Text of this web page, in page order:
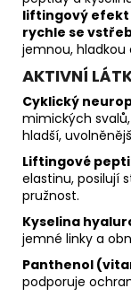
liftingový efekt
rychle se
jemnou, hladkou
AKTIVNÍ
Cyklický
mimických
hladší,
Liftingové
elastinu, posilují
pružnost.
Kyselina
jemné linky a
Panthenol
podporuje
KRÉM
S
PEPTIDY
50
ML
HOME